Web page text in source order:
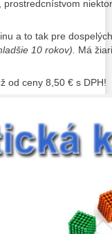
, prostredcnístvom
a to tak pre
10 rokov). Má
od ceny 8,50 € s DPH!